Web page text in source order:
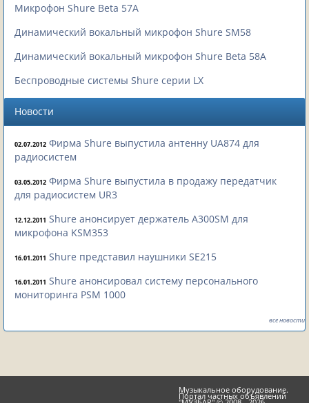
Микрофон Shure Beta 57A
Динамический вокальный микрофон Shure SM58
Динамический вокальный микрофон Shure Beta 58A
Беспроводные системы Shure серии LX
Новости
02.07.2012 Фирма Shure выпустила антенну UA874 для
радиосистем
03.05.2012 Фирма Shure выпустила в продажу передатчик
для радиосистем UR3
12.12.2011 Shure анонсирует держатель A300SM для
микрофона KSM353
16.01.2011 Shure представил наушники SE215
16.01.2011 Shure анонсировал систему персонального
мониторинга PSM 1000
все новости
Музыкальное оборудование.
Портал частных объявлений